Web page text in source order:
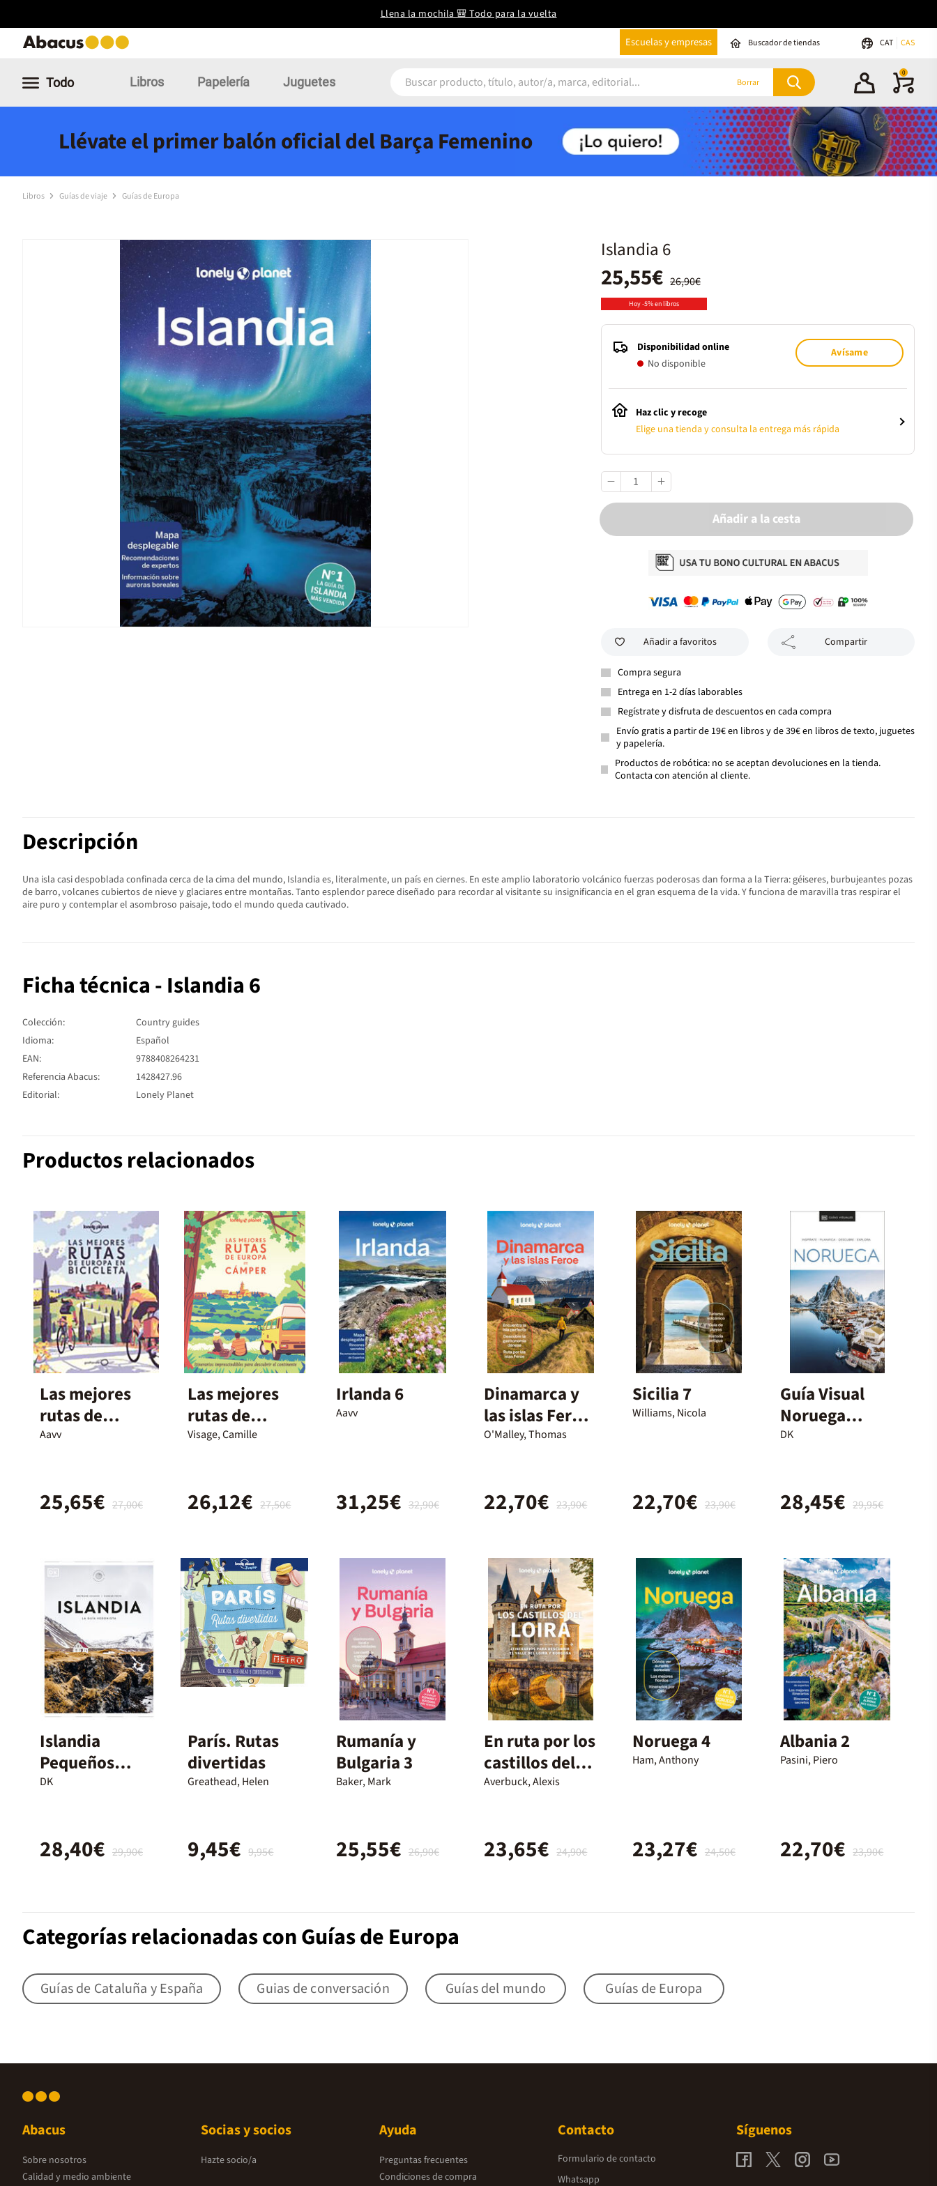
Llena la mochila 🎒 Todo para la vuelta
Escuelas y empresas Buscador de tiendas CAT CAS
Todo Libros Papelería Juguetes Borrar
0
Llévate el primer balón oficial del Barça Femenino
Libros Guías de viaje Guías de Europa
Islandia 6
26,90€
25,55€
Hoy -5% en libros
Disponibilidad online
No disponible
Avísame
Haz clic y recoge
Elige una tienda y consulta la entrega más rápida
Añadir a la cesta
Añadir a favoritos Compartir
Compra segura
Entrega en 1-2 días laborables
Regístrate y disfruta de descuentos en cada compra
Envío gratis a partir de 19€ en libros y de 39€ en libros de texto, juguetes
y papelería.
Productos de robótica: no se aceptan devoluciones en la tienda.
Contacta con atención al cliente.
Descripción
Una isla casi despoblada confinada cerca de la cima del mundo, Islandia es, literalmente, un país en ciernes. En este amplio laboratorio volcánico fuerzas poderosas dan forma a la Tierra: géiseres, burbujeantes pozas
de barro, volcanes cubiertos de nieve y glaciares entre montañas. Tanto esplendor parece diseñado para recordar al visitante su insignificancia en el gran esquema de la vida. Y funciona de maravilla tras respirar el
aire puro y contemplar el asombroso paisaje, todo el mundo queda cautivado.
Ficha técnica - Islandia 6
Colección:
Country guides
Idioma:
Español
EAN:
9788408264231
Referencia Abacus:
1428427.96
Editorial:
Lonely Planet
Productos relacionados
Las mejores
rutas de
Europa en
Aavv
27,00€
25,65€
Las mejores
rutas de
Europa en
Visage, Camille
27,50€
26,12€
Irlanda 6
Aavv
32,90€
31,25€
Dinamarca y
las islas Feroe
1
O'Malley, Thomas
23,90€
22,70€
Sicilia 7
Williams, Nicola
23,90€
22,70€
Guía Visual
Noruega
(Guías
DK
29,95€
28,45€
Islandia
Pequeños
Atlas
Atlas
DK
29,90€
28,40€
París. Rutas
divertidas
Greathead, Helen
9,95€
9,45€
Rumanía y
Bulgaria 3
Baker, Mark
26,90€
25,55€
En ruta por los
castillos del
Loira 2
Averbuck, Alexis
24,90€
23,65€
Noruega 4
Ham, Anthony
24,50€
23,27€
Albania 2
Pasini, Piero
23,90€
22,70€
Categorías relacionadas con Guías de Europa
Guías de Cataluña y España Guias de conversación Guías del mundo Guías de Europa
Abacus
Sobre nosotros
Calidad y medio ambiente
Socias y socios
Hazte socio/a
Ayuda
Preguntas frecuentes
Condiciones de compra
Contacto
Formulario de contacto
Whatsapp
Síguenos